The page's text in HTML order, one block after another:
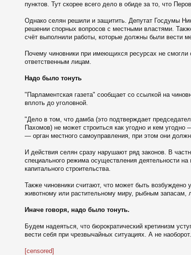
пунктов. Тут скорее всего дело в обиде за то, что
Однако селян решили и защитить. Депутат Госдумы
решении спорных вопросов с местными властями.
счёт выполнили работы, которые должны были вести
Почему чиновники при имеющихся ресурсах не
ответственным лицам.
Надо было тонуть
"Парламентская газета" сообщает со ссылкой на
вплоть до уголовной.
"Дело в том, что дамба (это подтверждает
Пахомов) не может строиться как угодно и кем
— орган местного самоуправления, при этом они
И действия селян сразу нарушают ряд законов. В
специального режима осуществления деятельности
капитального строительства.
Также чиновники считают, что может быть возбуждено
животному или растительному миру, рыбным запасам,
Иначе говоря, надо было тонуть.
Будем надеяться, что бюрократический кретинизм
вести себя при чрезвычайных ситуациях. А не наоборот.
[censored]